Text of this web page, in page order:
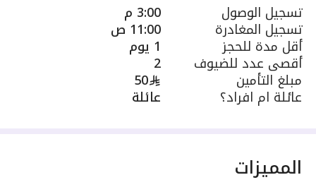
تسجيل الوصول 3:00 م
تسجيل المغادرة 11:00 ص
أقل مدة للحجز 1 يوم
أقصى عدد للضيوف 2
مبلغ التأمين 50
عائلة ام افراد؟ عائلة
المميزات